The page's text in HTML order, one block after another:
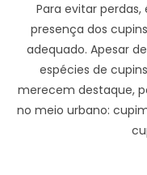
Para evitar
presença dos
adequado. Apesar
espécies de
merecem destaque,
no meio urbano: